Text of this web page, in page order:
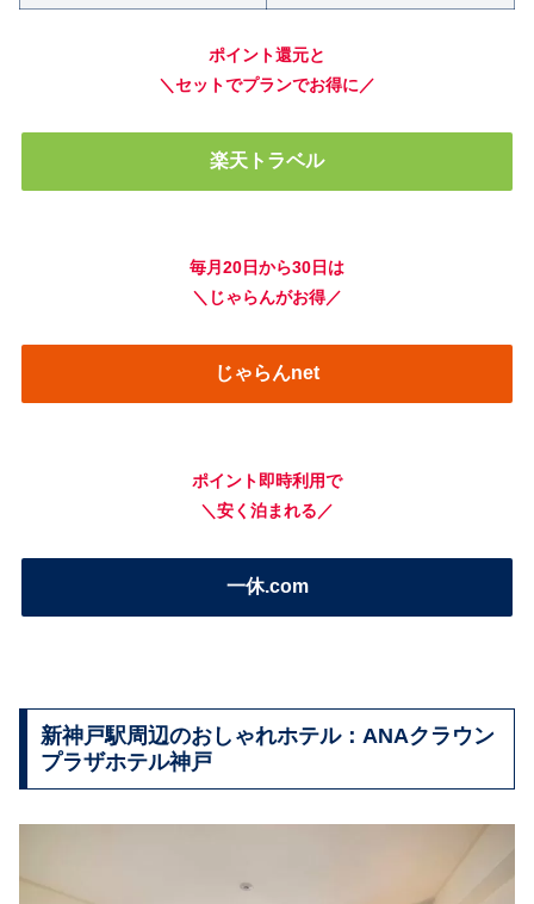
ポイント還元と
＼セットでプランでお得に／
楽天トラベル
毎月20日から30日は
＼じゃらんがお得／
じゃらんnet
ポイント即時利用で
＼安く泊まれる／
一休.com
新神戸駅周辺のおしゃれホテル：ANAクラウン
プラザホテル神戸